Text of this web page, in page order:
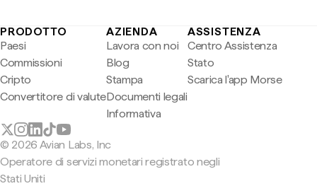
PRODOTTO
Paesi
Commissioni
Cripto
Convertitore di valute
AZIENDA
Lavora con noi
Blog
Stampa
Documenti legali
Informativa
ASSISTENZA
Centro Assistenza
Stato
Scarica l'app Morse
© 2026 Avian Labs, Inc
Operatore di servizi monetari registrato negli
Stati Uniti